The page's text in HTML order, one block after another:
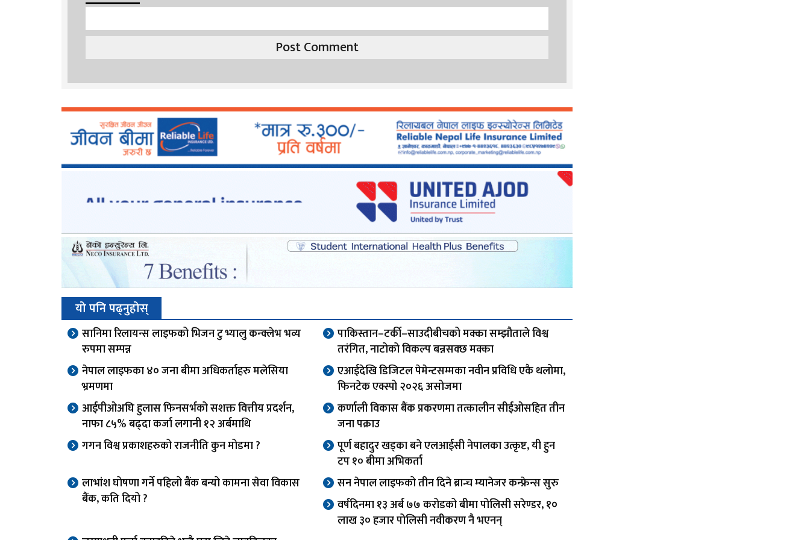
यो पनि पढ्नुहोस्
सानिमा रिलायन्स लाइफको भिजन टु भ्यालु कन्क्लेभ भव्य
रुपमा सम्पन्न
पाकिस्तान–टर्की–साउदीबीचको मक्का सम्झौताले विश्व
तरंगित, नाटोको विकल्प बन्नसक्छ मक्का
नेपाल लाइफका ४० जना बीमा अधिकर्ताहरु मलेसिया
भ्रमणमा
एआईदेखि डिजिटल पेमेन्टसम्मका नवीन प्रविधि एकै थलोमा,
फिनटेक एक्स्पो २०२६ असोजमा
आईपीओअघि हुलास फिनसर्भको सशक्त वित्तीय प्रदर्शन,
नाफा ८५% बढ्दा कर्जा लगानी १२ अर्बमाथि
कर्णाली विकास बैंक प्रकरणमा तत्कालीन सीईओसहित तीन
जना पक्राउ
गगन विश्व प्रकाशहरुको राजनीति कुन मोडमा ?
पूर्ण बहादुर खड्का बने एलआईसी नेपालका उत्कृष्ट, यी हुन
टप १० बीमा अभिकर्ता
लाभांश घोषणा गर्ने पहिलो बैंक बन्यो कामना सेवा विकास
बैंक, कति दियो ?
सन नेपाल लाइफको तीन दिने ब्रान्च म्यानेजर कन्फ्रेन्स सुरु
वर्षदिनमा १३ अर्ब ७७ करोडको बीमा पोलिसी सरेण्डर, १०
लाख ३० हजार पोलिसी नवीकरण नै भएनन्